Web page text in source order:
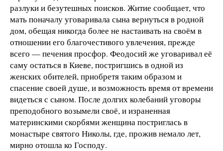
разлуки и безутешных поисков. Житие сообщает, что
мать поначалу уговаривала сына вернуться в родной
дом, обещая никогда более не настаивать на своём в
отношении его благочестивого увлечения, прежде
всего — печения просфор. Феодосий же уговаривал её
саму остаться в Киеве, постригшись в одной из
женских обителей, приобретя таким образом и
спасение своей душе, и возможность время от времени
видеться с сыном. После долгих колебаний уговоры
преподобного возымели своё, и израненная
материнскими скорбями женщина постриглась в
монастыре святого Николы, где, прожив немало лет,
мирно отошла ко Господу.